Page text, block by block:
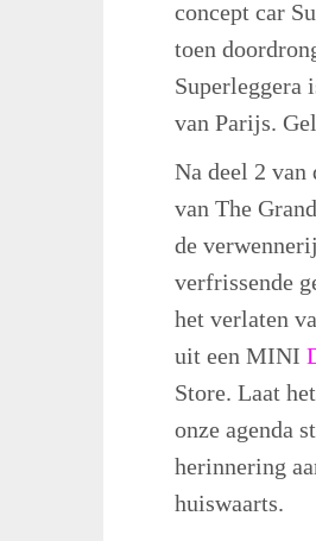
concept car
toen
Superleggera
van Parijs.
Na deel 2 van
van The
de
verfrissende
het verlaten
uit een MINI
Store. Laat
onze agenda
herinnering
huiswaarts.